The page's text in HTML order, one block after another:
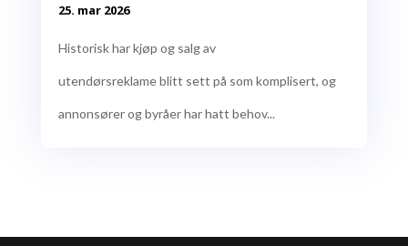
25. mar 2026
Historisk har kjøp og salg av
utendørsreklame blitt sett på som komplisert, og
annonsører og byråer har hatt behov...